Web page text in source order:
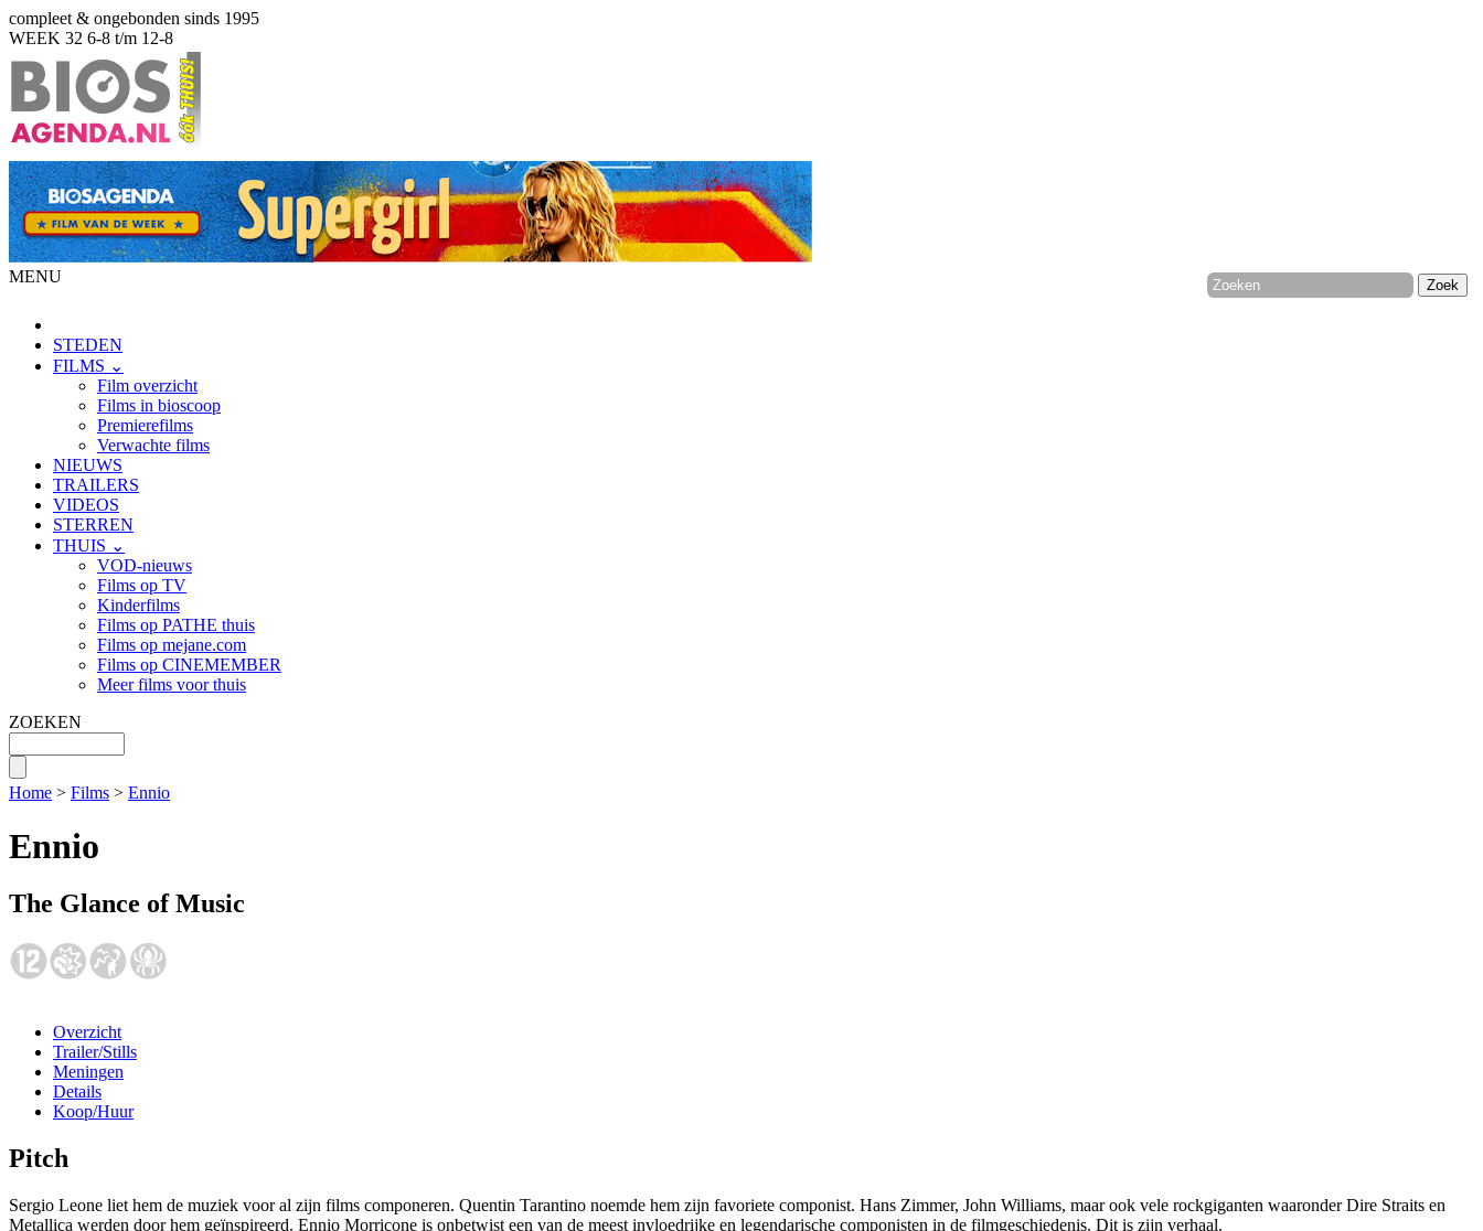
compleet & ongebonden sinds 1995
WEEK 32 6-8 t/m 12-8
MENU
STEDEN
FILMS ⌄
Film overzicht
Films in bioscoop
Premierefilms
Verwachte films
NIEUWS
TRAILERS
VIDEOS
STERREN
THUIS ⌄
VOD-nieuws
Films op TV
Kinderfilms
Films op PATHE thuis
Films op mejane.com
Films op CINEMEMBER
Meer films voor thuis
ZOEKEN
Home > Films > Ennio
Ennio
The Glance of Music
Overzicht
Trailer/Stills
Meningen
Details
Koop/Huur
Pitch
Sergio Leone liet hem de muziek voor al zijn films componeren. Quentin Tarantino noemde hem zijn favoriete componist. Hans Zimmer, John Williams, maar ook vele rockgiganten waaronder Dire Straits en
Metallica werden door hem geïnspireerd. Ennio Morricone is onbetwist een van de meest invloedrijke en legendarische componisten in de filmgeschiedenis. Dit is zijn verhaal.